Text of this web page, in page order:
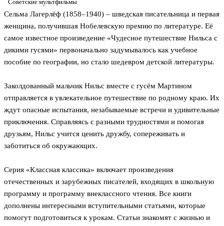
Советские мультфильмы
Сельма Лагерлёф (1858–1940) – шведская писательница и первая
женщина, получившая Нобелевскую премию по литературе. Её
самое известное произведение «Чудесное путешествие Нильса с
дикими гусями» первоначально задумывалось как учебное
пособие по географии, но стало шедевром детской литературы.
Заколдованный мальчик Нильс вместе с гусём Мартином
отправляется в увлекательное путешествие по родному краю. Их
ждут опасные испытания, незабываемые встречи и удивительные
приключения. Справляясь с разными трудностями и помогая
друзьям, Нильс учится ценить дружбу, сопереживать и
заботиться об окружающих.
Серия «Классная классика» включает произведения
отечественных и зарубежных писателей, входящих в школьную
программу и программу внеклассного чтения. Все книги
дополнены интересными вступительными статьями, которые
помогут подготовиться к урокам. Статьи знакомят с жизнью и